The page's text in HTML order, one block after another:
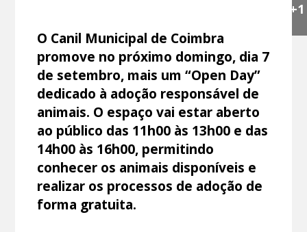
+1
O Canil Municipal de Coimbra
promove no próximo domingo, dia 7
de setembro, mais um “Open Day”
dedicado à adoção responsável de
animais. O espaço vai estar aberto
ao público das 11h00 às 13h00 e das
14h00 às 16h00, permitindo
conhecer os animais disponíveis e
realizar os processos de adoção de
forma gratuita.